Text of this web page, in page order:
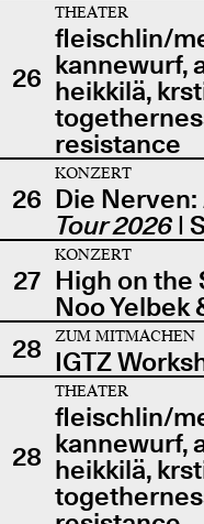
26
THEATER
fleischlin/
kannewurf,
heikkilä,
resistance
26
KONZERT
Die Nerven:
Tour 2026|
27
KONZERT
High on the
Noo Yelbek
28
ZUM MITMACHEN
IGTZ
28
THEATER
fleischlin/
kannewurf,
heikkilä,